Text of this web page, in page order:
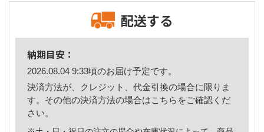
配送する
納期目安：
2026.08.04 9:33頃のお届け予定です。
決済方法が、クレジット、代金引換の場合に限りま
す。その他の決済方法の場合はこちら をご確認くだ
さい。